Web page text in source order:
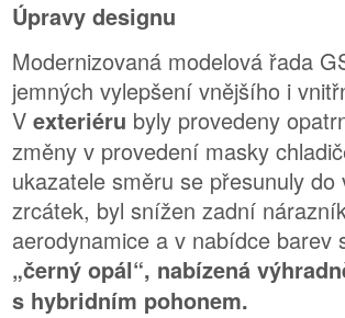
Úpravy designu
Modernizovaná modelová řada
jemných vylepšení vnějšího i
V exteriéru byly provedeny
změny v provedení masky
ukazatele směru se přesunuly
zrcátek, byl snížen zadní
aerodynamice a v nabídce barev
„černý opál“, nabízená
s hybridním pohonem.